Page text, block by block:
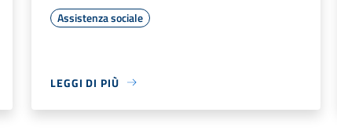
Assistenza sociale
LEGGI DI PIÙ